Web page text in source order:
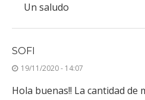
Un saludo
SOFI
19/11/2020 - 14:07
Hola buenas!! La cantidad de